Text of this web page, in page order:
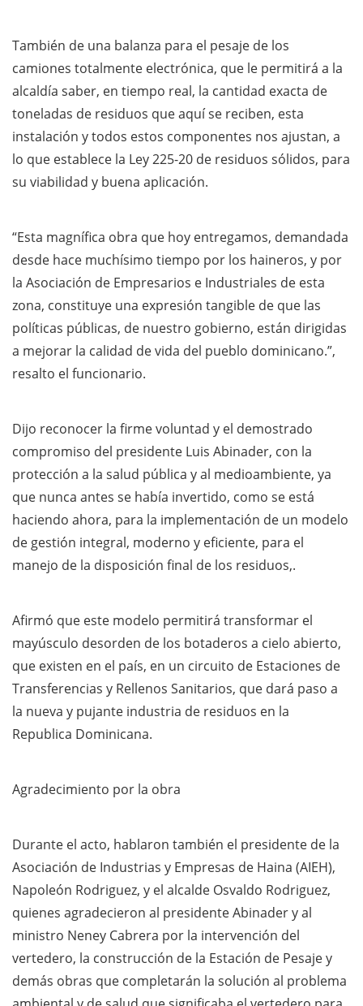
También de una balanza para el pesaje de los
camiones totalmente electrónica, que le permitirá a la
alcaldía saber, en tiempo real, la cantidad exacta de
toneladas de residuos que aquí se reciben, esta
instalación y todos estos componentes nos ajustan, a
lo que establece la Ley 225-20 de residuos sólidos, para
su viabilidad y buena aplicación.
“Esta magnífica obra que hoy entregamos, demandada
desde hace muchísimo tiempo por los haineros, y por
la Asociación de Empresarios e Industriales de esta
zona, constituye una expresión tangible de que las
políticas públicas, de nuestro gobierno, están dirigidas
a mejorar la calidad de vida del pueblo dominicano.”,
resalto el funcionario.
Dijo reconocer la firme voluntad y el demostrado
compromiso del presidente Luis Abinader, con la
protección a la salud pública y al medioambiente, ya
que nunca antes se había invertido, como se está
haciendo ahora, para la implementación de un modelo
de gestión integral, moderno y eficiente, para el
manejo de la disposición final de los residuos,.
Afirmó que este modelo permitirá transformar el
mayúsculo desorden de los botaderos a cielo abierto,
que existen en el país, en un circuito de Estaciones de
Transferencias y Rellenos Sanitarios, que dará paso a
la nueva y pujante industria de residuos en la
Republica Dominicana.
Agradecimiento por la obra
Durante el acto, hablaron también el presidente de la
Asociación de Industrias y Empresas de Haina (AIEH),
Napoleón Rodriguez, y el alcalde Osvaldo Rodriguez,
quienes agradecieron al presidente Abinader y al
ministro Neney Cabrera por la intervención del
vertedero, la construcción de la Estación de Pesaje y
demás obras que completarán la solución al problema